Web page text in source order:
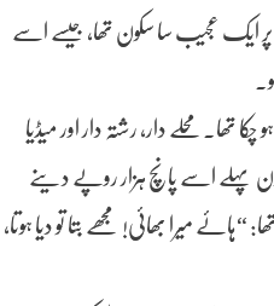
پر ایک عجیب سا سکون تھا، جیسے اسے
محلے دار، رشتہ دار اور میڈیا
پہلے اسے پانچ ہزار روپے دینے
“ہائے میرا بھائی! مجھے بتا تو دیا ہوتا،